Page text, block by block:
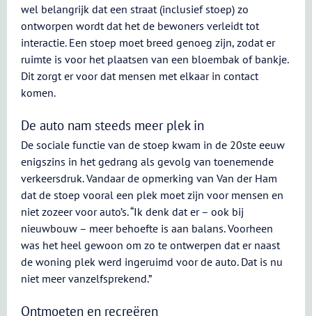
wel belangrijk dat een straat (inclusief stoep) zo
ontworpen wordt dat het de bewoners verleidt tot
interactie. Een stoep moet breed genoeg zijn, zodat er
ruimte is voor het plaatsen van een bloembak of bankje.
Dit zorgt er voor dat mensen met elkaar in contact
komen.
De auto nam steeds meer plek in
De sociale functie van de stoep kwam in de 20ste eeuw
enigszins in het gedrang als gevolg van toenemende
verkeersdruk. Vandaar de opmerking van Van der Ham
dat de stoep vooral een plek moet zijn voor mensen en
niet zozeer voor auto’s. “Ik denk dat er – ook bij
nieuwbouw – meer behoefte is aan balans. Voorheen
was het heel gewoon om zo te ontwerpen dat er naast
de woning plek werd ingeruimd voor de auto. Dat is nu
niet meer vanzelfsprekend.”
Ontmoeten en recreëren